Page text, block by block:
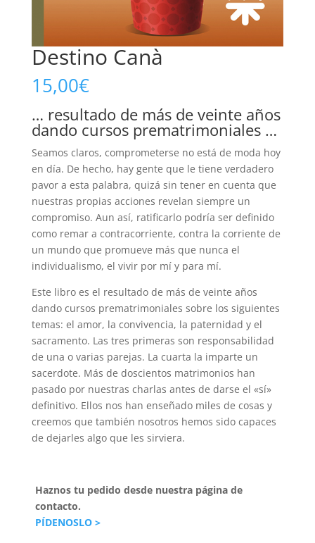
Destino Canà
15,00€
… resultado de más de veinte años
dando cursos prematrimoniales …
Seamos claros, comprometerse no está de moda hoy
en día. De hecho, hay gente que le tiene verdadero
pavor a esta palabra, quizá sin tener en cuenta que
nuestras propias acciones revelan siempre un
compromiso. Aun así, ratificarlo podría ser definido
como remar a contracorriente, contra la corriente de
un mundo que promueve más que nunca el
individualismo, el vivir por mí y para mí.
Este libro es el resultado de más de veinte años
dando cursos prematrimoniales sobre los siguientes
temas: el amor, la convivencia, la paternidad y el
sacramento. Las tres primeras son responsabilidad
de una o varias parejas. La cuarta la imparte un
sacerdote. Más de doscientos matrimonios han
pasado por nuestras charlas antes de darse el «sí»
definitivo. Ellos nos han enseñado miles de cosas y
creemos que también nosotros hemos sido capaces
de dejarles algo que les sirviera.
Haznos tu pedido desde nuestra página de
contacto.
PÍDENOSLO >